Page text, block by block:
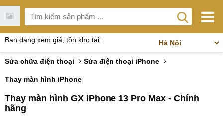
Bạn đang xem giá, tồn kho tại:
Sửa chữa điện thoại Sửa điện thoại iPhone
Thay màn hình iPhone
Thay màn hình GX iPhone 13 Pro Max - Chính
hãng